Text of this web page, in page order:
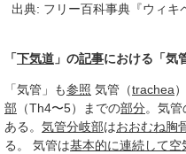
出典: フリー百科事典『ウィ
「下気道 」の記事における「気
「気管」も参照 気管（trachea
部 （Th4〜5）までの部分。気管
ある。 気管分岐部はおおむね胸
る。 気管は基本的に連続して空